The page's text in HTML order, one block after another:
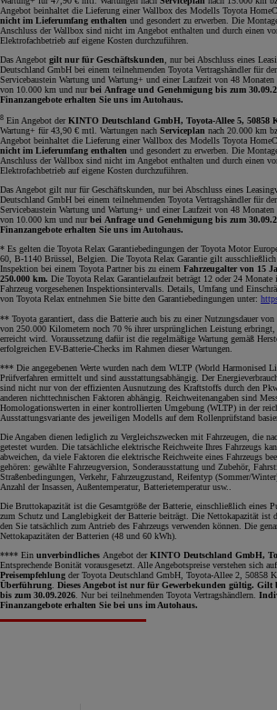
Angebot beinhaltet die Lieferung einer Wallbox des Modells Toyota
nicht im Lieferumfang enthalten und gesondert zu erwerben. Die
Anschluss der Wallbox sind nicht im Angebot enthalten und durch einen
Elektrofachbetrieb auf eigene Kosten durchzuführen.
Das Angebot gilt nur für Geschäftskunden , nur bei Abschluss eines
Deutschland GmbH bei einem teilnehmenden Toyota Vertragshändler für
Servicebaustein Wartung und Wartung+ und einer Laufzeit von 48
von 10.000 km und nurbei Anfrage und Genehmigung bis zum
Finanzangebote erhalten Sie uns im Autohaus.
8 Ein Angebot derKINTO Deutschland GmbH, Toyota-Allee 5, 50858
Wartung+ für 43,90 € mtl. Wartungen nach Serviceplan nach 20.000 km
Angebot beinhaltet die Lieferung einer Wallbox des Modells Toyota
nicht im Lieferumfang enthalten und gesondert zu erwerben. Die
Anschluss der Wallbox sind nicht im Angebot enthalten und durch einen
Elektrofachbetrieb auf eigene Kosten durchzuführen.
Das Angebot gilt nur für Geschäftskunden, nur bei Abschluss eines
Deutschland GmbH bei einem teilnehmenden Toyota Vertragshändler für
Servicebaustein Wartung und Wartung+ und einer Laufzeit von 48
von 10.000 km und nurbei Anfrage und Genehmigung bis zum
Finanzangebote erhalten Sie uns im Autohaus.
* Es gelten die Toyota Relax Garantiebedingungen der Toyota Motor
60, B-1140 Brüssel, Belgien. Die Toyota Relax Garantie gilt ausschließlich
Inspektion bei einem Toyota Partner bis zu einem Fahrzeugalter von 15
250.000 km. Die Toyota Relax Garantielaufzeit beträgt 12 oder 24
Fahrzeug vorgesehenen Inspektionsintervalls. Details, Umfang und
von Toyota Relax entnehmen Sie bitte den Garantiebedingungen unter:
** Toyota garantiert, dass die Batterie auch bis zu einer Nutzungsdauer
von 250.000 Kilometern noch 70 % ihrer ursprünglichen Leistung erbringt,
erreicht wird. Voraussetzung dafür ist die regelmäßige Wartung gemäß
erfolgreichen EV-Batterie-Checks im Rahmen dieser Wartungen.
*** Die angegebenen Werte wurden nach dem WLTP (World Harmonised
Prüfverfahren ermittelt und sind ausstattungsabhängig. Der
sind nicht nur von der effizienten Ausnutzung des Kraftstoffs durch den
anderen nichttechnischen Faktoren abhängig. Reichweitenangaben sind
Homologationswerten in einer kontrollierten Umgebung (WLTP) in der
Ausstattungsvariante des jeweiligen Modells auf dem Rollenprüfstand
Die Angaben dienen lediglich zu Vergleichszwecken mit Fahrzeugen, die
getestet wurden. Die tatsächliche elektrische Reichweite Ihres Fahrzeugs
abweichen, da viele Faktoren die elektrische Reichweite eines Fahrzeugs
gehören: gewählte Fahrzeugversion, Sonderausstattung und Zubehör,
Straßenbedingungen, Verkehr, Fahrzeugzustand, Reifentyp (Sommer/
Anzahl der Insassen, Außentemperatur, Batterietemperatur usw..
Die Bruttokapazität ist die Gesamtgröße der Batterie, einschließlich eines
zum Schutz und Langlebigkeit der Batterie beiträgt. Die Nettokapazität ist
den Sie tatsächlich zum Antrieb des Fahrzeugs verwenden können. Die
Nettokapazitäten der Batterien (48 und 60 kWh).
**** Ein unverbindliches Angebot derKINTO Deutschland GmbH,
Entsprechende Bonität vorausgesetzt. Alle Angebotspreise verstehen sich
Preisempfehlung der Toyota Deutschland GmbH, Toyota-Allee 2, 50858
Überführung Dieses Angebot ist nur für Gewerbekunden gültig. Gilt
bis zum 30.09.2026 . Nur bei teilnehmenden Toyota Vertragshändlern.
Finanzangebote erhalten Sie bei uns im Autohaus.